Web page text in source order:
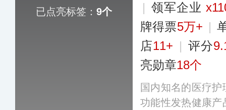
已点亮标签： 9个
| 领军企业
牌得票5万+ |
店11+ | 评分
亮勋章18个
国内知名的医疗
功能性发热健康